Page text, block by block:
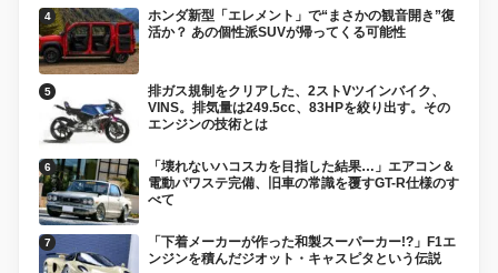
ホンダ新型「エレメント」で“まさかの観音開き”復
活か？ あの個性派SUVが帰ってくる可能性
排ガス規制をクリアした、2ストVツインバイク、
VINS。排気量は249.5cc、83HPを絞り出す。その
エンジンの技術とは
「壊れないハコスカを目指した結果…」エアコン＆
電動パワステ完備、旧車の常識を覆すGT-R仕様のす
べて
「下着メーカーが作った和製スーパーカー!?」F1エ
ンジンを積んだジオット・キャスピタという伝説